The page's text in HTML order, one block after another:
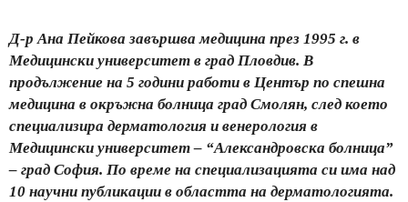
Д-р Ана Пейкова завършва медицина през 1995 г. в
Медицински университет в град Пловдив. В
продължение на 5 години работи в Център по спешна
медицина в окръжна болница град Смолян, след което
специализира дерматология и венерология в
Медицински университет – “Александровска болница”
– град София. По време на специализацията си има над
10 научни публикации в областта на дерматологията.